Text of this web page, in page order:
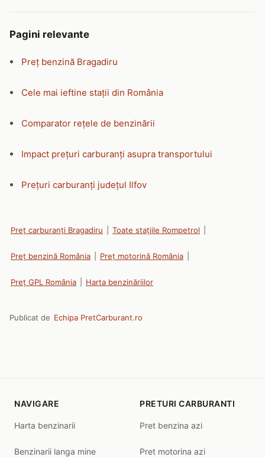
Pagini relevante
Preț benzină Bragadiru
Cele mai ieftine stații din România
Comparator rețele de benzinării
Impact prețuri carburanți asupra transportului
Prețuri carburanți județul Ilfov
Preț carburanți Bragadiru Toate stațiile Rompetrol
Preț benzină România Preț motorină România
Preț GPL România Harta benzinăriilor
Publicat de Echipa PretCarburant.ro
NAVIGARE
Harta benzinarii
Benzinarii langa mine
PRETURI CARBURANTI
Pret benzina azi
Pret motorina azi